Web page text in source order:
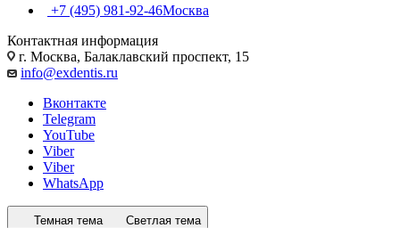
+7 (495) 981-92-46Москва
Контактная информация
г. Москва, Балаклавский проспект, 15
info@exdentis.ru
Вконтакте
Telegram
YouTube
Viber
Viber
WhatsApp
Темная тема Светлая тема